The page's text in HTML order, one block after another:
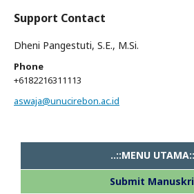
Support Contact
Dheni Pangestuti, S.E., M.Si.
Phone
+6182216311113
aswaja@unucirebon.ac.id
..::MENU
Submit